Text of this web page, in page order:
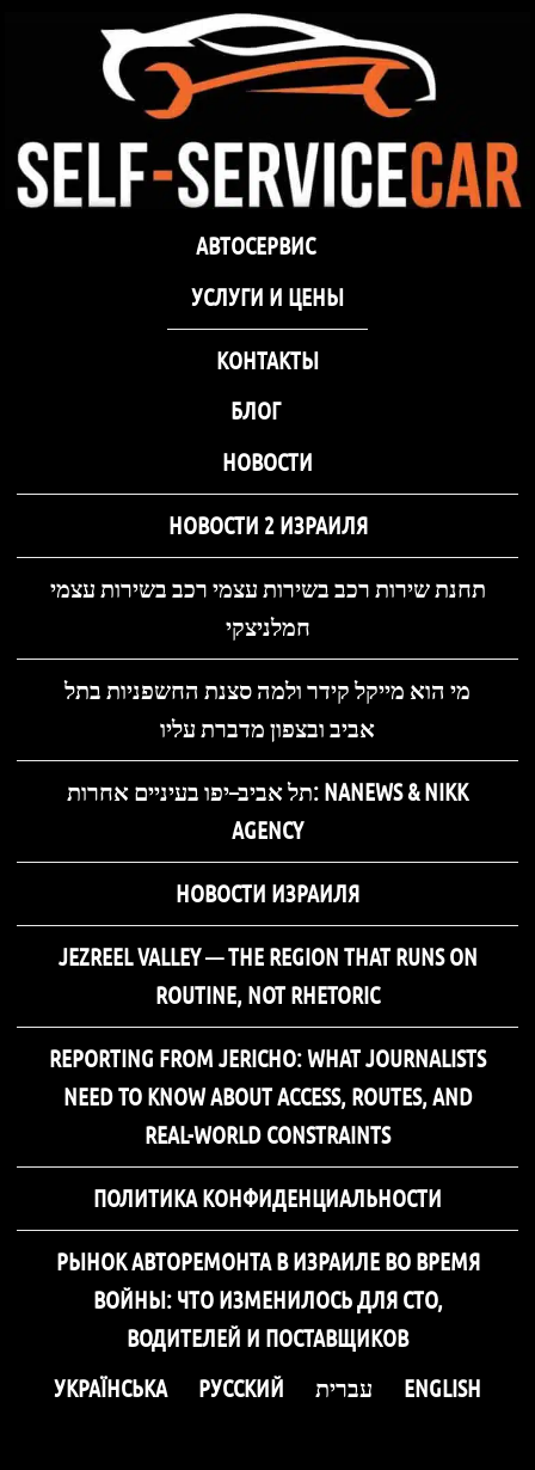
самообслуживания Self-
Service Car Хмельницкий
Автосервис СТО
самообслуживания Self-
Service Car Хмельницкий
Автосервис СТО самообслуживания Self-
АВТОСЕРВИС
УCЛУГИ И ЦЕНЫ
КОНТАКТЫ
БЛОГ
НОВОСТИ
НОВОСТИ 2 ИЗРАИЛЯ
תחנת שירות רכב בשירות עצמי רכב בשירות עצמי
חמלניצקי
מי הוא מייקל קידר ולמה סצנת החשפניות בתל
אביב ובצפון מדברת עליו
תל אביב–יפו בעיניים אחרות: NANEWS & NIKK
AGENCY
НОВОСТИ ИЗРАИЛЯ
JEZREEL VALLEY — THE REGION THAT RUNS ON
ROUTINE, NOT RHETORIC
REPORTING FROM JERICHO: WHAT JOURNALISTS
NEED TO KNOW ABOUT ACCESS, ROUTES, AND
REAL-WORLD CONSTRAINTS
ПОЛИТИКА КОНФИДЕНЦИАЛЬНОСТИ
РЫНОК АВТОРЕМОНТА В ИЗРАИЛЕ ВО ВРЕМЯ
ВОЙНЫ: ЧТО ИЗМЕНИЛОСЬ ДЛЯ СТО,
ВОДИТЕЛЕЙ И ПОСТАВЩИКОВ
УКРАЇНСЬКА
РУССКИЙ עברית ENGLISH